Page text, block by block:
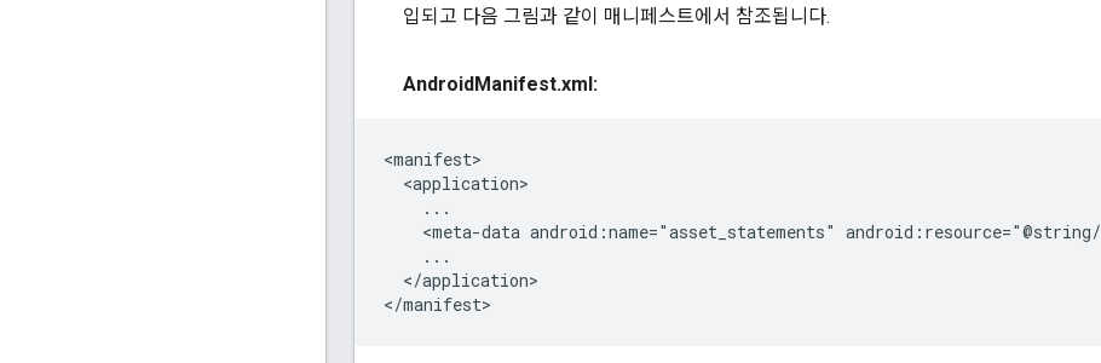
입되고 다음 그림과 같이 매니페스트에서 참조됩니다.
AndroidManifest.xml:
<manifest>
  <application>
    ...
<meta-data android:name="asset_statements"
    ...
  </application>
</manifest>